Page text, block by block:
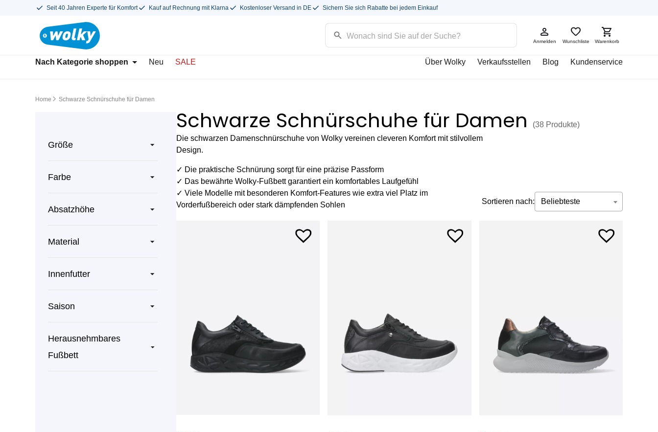
Seit 40 Jahren Experte für Komfort Kauf auf Rechnung mit Klarna Kostenloser Versand in DE Sichern Sie sich Rabatte bei jedem Einkauf
Anmelden Wunschliste Warenkorb
Nach Kategorie shoppen Neu SALE Über Wolky Verkaufsstellen Blog Kundenservice
Home Schwarze Schnürschuhe für Damen
Größe
Farbe
Absatzhöhe
Material
Innenfutter
Saison
Herausnehmbares
Fußbett
Schwarze Schnürschuhe für Damen (38 Produkte)
Die schwarzen Damenschnürschuhe von Wolky vereinen cleveren Komfort mit stilvollem
Design.
✓ Die praktische Schnürung sorgt für eine präzise Passform
✓ Das bewährte Wolky-Fußbett garantiert ein komfortables Laufgefühl
✓ Viele Modelle mit besonderen Komfort-Features wie extra viel Platz im
Vorderfußbereich oder stark dämpfenden Sohlen
Sortieren nach: Beliebteste